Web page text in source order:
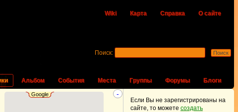
Wiki Карта Справка О сайте
Альбом События Места Группы Форумы Блоги
Поиск:
-
Google
Если Вы не зарегистрированы на
сайте, то можете создать